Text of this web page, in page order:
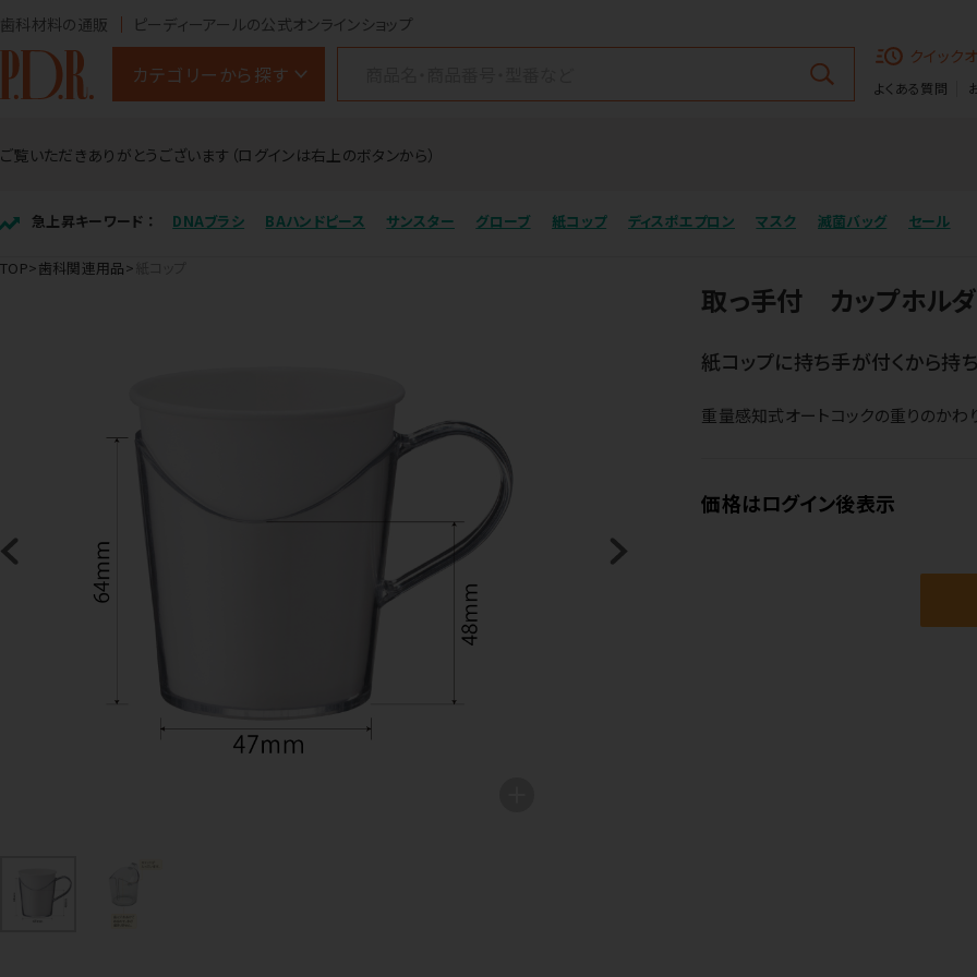
歯科材料の通販 ピーディーアールの公式オンラインショップ
カテゴリーから探す
クイック
よくある質問
ご覧いただきありがとうございます（ログインは右上のボタンから）
急上昇キーワード ： DNAブラシ BAハンドピース サンスター グローブ 紙コップ ディスポエプロン マスク 滅菌バッグ セール
TOP 歯科関連用品
取っ手付 カップホル
紙コップに持ち手が付くから持
重量感知式オートコックの重りのかわ
価格はログイン後表示